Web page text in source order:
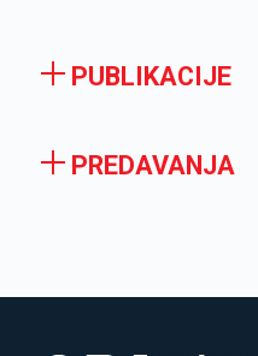
PUBLIKACIJE
PREDAVANJA